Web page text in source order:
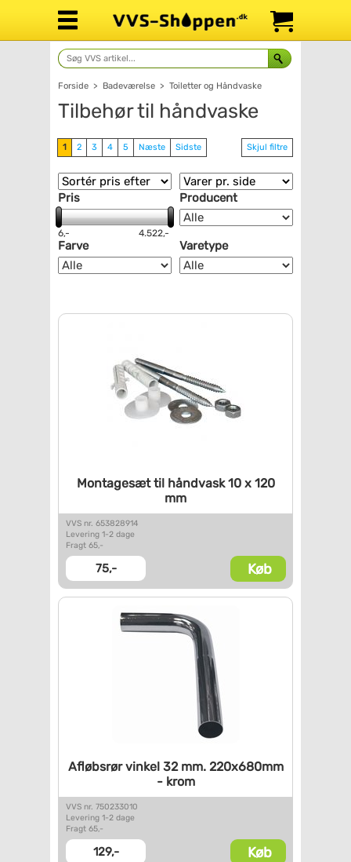
Forside > Badeværelse > Toiletter og Håndvaske
Tilbehør til håndvaske
1 2 3 4 5 Næste Sidste Skjul filtre
Pris
6,- 4.522,-
Producent
Farve Varetype
Montagesæt til håndvask 10 x120
mm
VVS nr. 653828914
Levering 1-2 dage
Fragt 65,-
75,- Køb
Afløbsrør vinkel 32 mm.220x680mm
- krom
VVS nr. 750233010
Levering 1-2 dage
Fragt 65,-
129,- Køb